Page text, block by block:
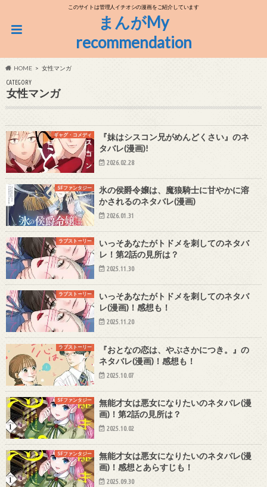
このサイトは管理人イチオシの漫画をご紹介しています
まんがMy
recommendation
HOME 女性マンガ
CATEGORY
女性マンガ
ギャグ・コメディ
『妹はシスコン兄がめんどくさい』のネ
タバレ(漫画)!
2026.02.28
SFファンタジー
氷の侯爵令嬢は、魔狼騎士に甘やかに溶
かされるのネタバレ(漫画)
2026.01.31
ラブストーリー
いっそあなたがトドメを刺してのネタバ
レ！第2話の見所は？
2025.11.30
ラブストーリー
いっそあなたがトドメを刺してのネタバ
レ(漫画)！感想も！
2025.11.20
ラブストーリー
『おとなの恋は、やぶさかにつき。』の
ネタバレ(漫画)！感想も！
2025.10.07
SFファンタジー
無能才女は悪女になりたいのネタバレ(漫
画)！第2話の見所は？
2025.10.02
SFファンタジー
無能才女は悪女になりたいのネタバレ(漫
画)！感想とあらすじも！
2025.09.30